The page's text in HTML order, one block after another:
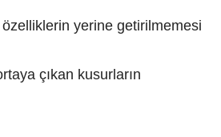
yerine getirilmemesi
çıkan kusurların